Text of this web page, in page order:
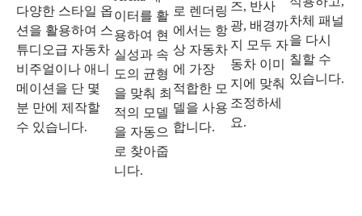
다양한 스타일 옵
션을 활용하여 스
튜디오급 자동차
비주얼이나 애니
메이션을 단 몇
분 만에 제작할
수 있습니다.
이터를 활
용하여 현
실성과 속
도의 균형
을 맞춰 최
적의 모델
을 자동으
로 찾아줍
니다.
로 렌더링
에서는 항
상 자동차
에 가장
적합한 모
델을 사용
합니다.
즈, 반사
광, 배경까
지 모두 자
동차 이미
지에 맞춰
조정하세
요.
차체 패널
을 다시
칠할 수
있습니다.